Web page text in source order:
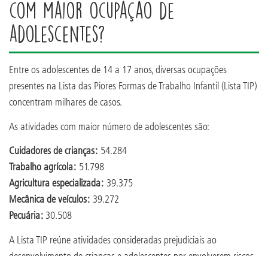
com maior ocupação de
adolescentes?
Entre os adolescentes de 14 a 17 anos, diversas ocupações
presentes na Lista das Piores Formas de Trabalho Infantil (Lista TIP)
concentram milhares de casos.
As atividades com maior número de adolescentes são:
Cuidadores de crianças: 54.284
Trabalho agrícola: 51.798
Agricultura especializada: 39.375
Mecânica de veículos: 39.272
Pecuária: 30.508
A Lista TIP reúne atividades consideradas prejudiciais ao